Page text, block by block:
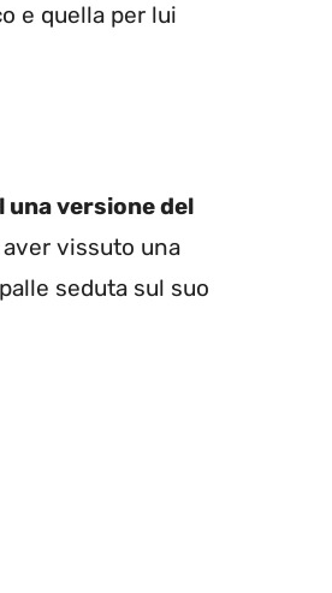
e quella per lui
versione del
vissuto una
seduta sul suo